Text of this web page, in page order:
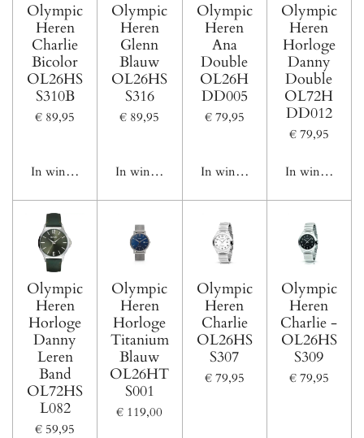
Olympic
Heren
Charlie
Bicolor
OL26HS
S310B
€ 89,95
In winkelwagen
Olympic
Heren
Glenn
Blauw
OL26HS
S316
€ 89,95
In winkelwagen
Olympic
Heren
Ana
Double
OL26H
DD005
€ 79,95
In winkelwagen
Olympic
Heren
Horloge
Danny
Double
OL72H
DD012
€ 79,95
In
Olympic
Heren
Horloge
Danny
Leren
Band
OL72HS
L082
€ 59,95
Olympic
Heren
Horloge
Titanium
Blauw
OL26HT
S001
€ 119,00
Olympic
Heren
Charlie
OL26HS
S307
€ 79,95
Olympic
Heren
Charlie -
OL26HS
S309
€ 79,95